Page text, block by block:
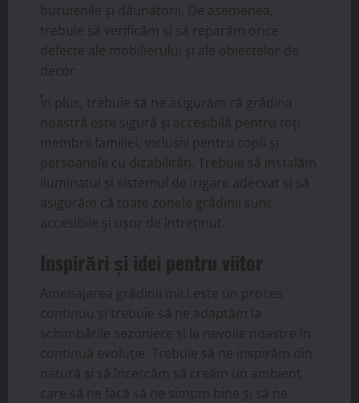
buruienile și dăunătorii. De asemenea,
trebuie să verificăm și să reparăm orice
defecte ale mobilierului și ale obiectelor de
decor.
În plus, trebuie să ne asigurăm că grădina
noastră este sigură și accesibilă pentru toți
membrii familiei, inclusiv pentru copii și
persoanele cu dizabilități. Trebuie să instalăm
iluminatul și sistemul de irigare adecvat și să
asigurăm că toate zonele grădinii sunt
accesibile și ușor de întreținut.
Inspirări și idei pentru viitor
Amenajarea grădinii mici este un proces
continuu și trebuie să ne adaptăm la
schimbările sezoniere și la nevoile noastre în
continuă evoluție. Trebuie să ne inspirăm din
natură și să încercăm să creăm un ambient
care să ne facă să ne simțim bine și să ne